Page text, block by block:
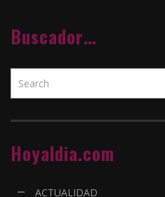
Buscador…
Hoyaldia.com
ACTUALIDAD